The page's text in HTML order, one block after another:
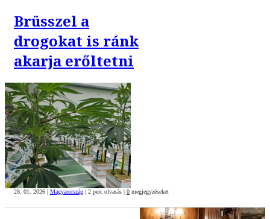
Brüsszel a
drogokat is ránk
akarja erőltetni
28. 01. 2026 | Magyarország | 2 perc olvasás | 0 megjegyzéseket